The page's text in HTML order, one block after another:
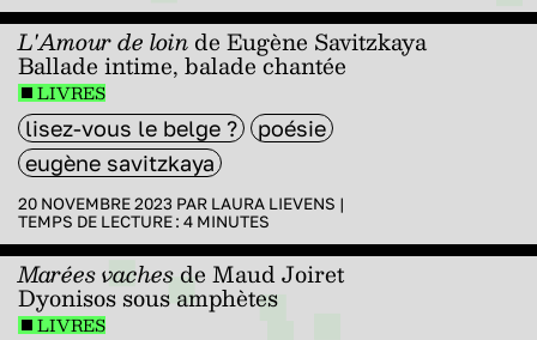
L'Amour de loinde Eugène Savitzkaya
Ballade intime, balade chantée
LIVRES
lisez-vous le belge ?
poésie
eugène savitzkaya
20 NOVEMBRE 2023 PAR LAURA LIEVENS |
TEMPS DE LECTURE : 4 MINUTES
Marées vachesde Maud Joiret
Dyonisos sous amphètes
LIVRES